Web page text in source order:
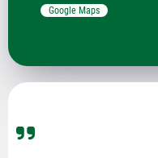
Google Maps